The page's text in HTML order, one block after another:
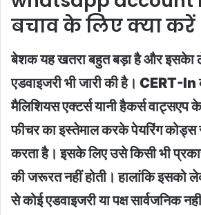
बचाव के लिए क्या करें
बेशक यह खतरा बहुत बड़ा है और
एडवाइजरी भी जारी की है। CERT-In
मैलिशियस एक्टर्स यानी हैकर्स वाट्सएप
फीचर का इस्तेमाल करके पेयरिंग
करता है। इसके लिए उसे किसी भी
की जरूरत नहीं होती। हालांकि इसको
से कोई एडवाइजरी या पक्ष सार्वजनिक